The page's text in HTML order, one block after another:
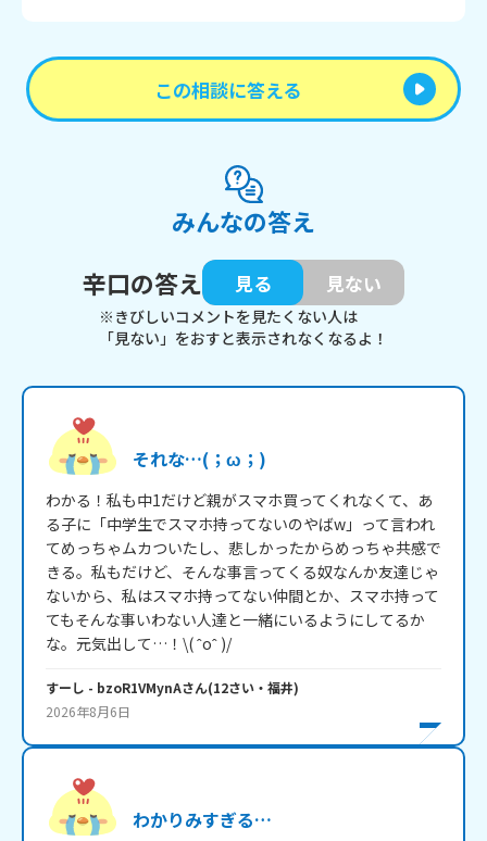
この相談に答える
みんなの答え
辛口の答え
見る 見ない
※きびしいコメントを見たくない人は
「見ない」をおすと表示されなくなるよ！
それな…(；ω；)
わかる！私も中1だけど親がスマホ買ってくれなくて、あ
る子に「中学生でスマホ持ってないのやばw」って言われ
てめっちゃムカついたし、悲しかったからめっちゃ共感で
きる。私もだけど、そんな事言ってくる奴なんか友達じゃ
ないから、私はスマホ持ってない仲間とか、スマホ持って
てもそんな事いわない人達と一緒にいるようにしてるか
な。元気出して…！\( ˆoˆ )/
すーし - bzoR1VMynAさん(12さい・ 福井)
2026年8月6日
わかりみすぎる…